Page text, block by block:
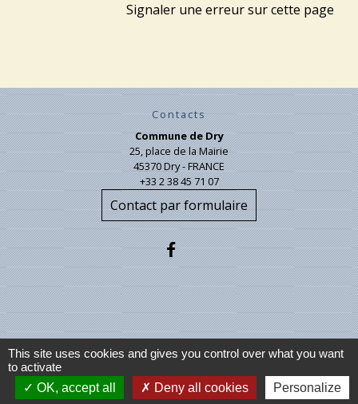
Signaler une erreur sur cette page
Contacts
Commune de Dry
25, place de la Mairie
45370 Dry - FRANCE
+33 2 38 45 71 07
Contact par formulaire
Liens
Ministère de l'intérieur
This site uses cookies and gives you control over what you want
to activate
OK, accept all
Deny all cookies Personalize